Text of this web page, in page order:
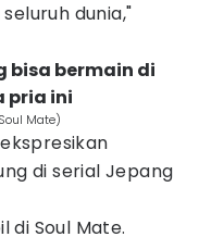
dunia,"
bisa bermain di
pria ini
Mate)
di serial Jepang
di Soul Mate.